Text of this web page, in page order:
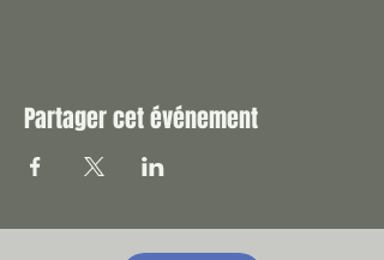
Partager cet événement